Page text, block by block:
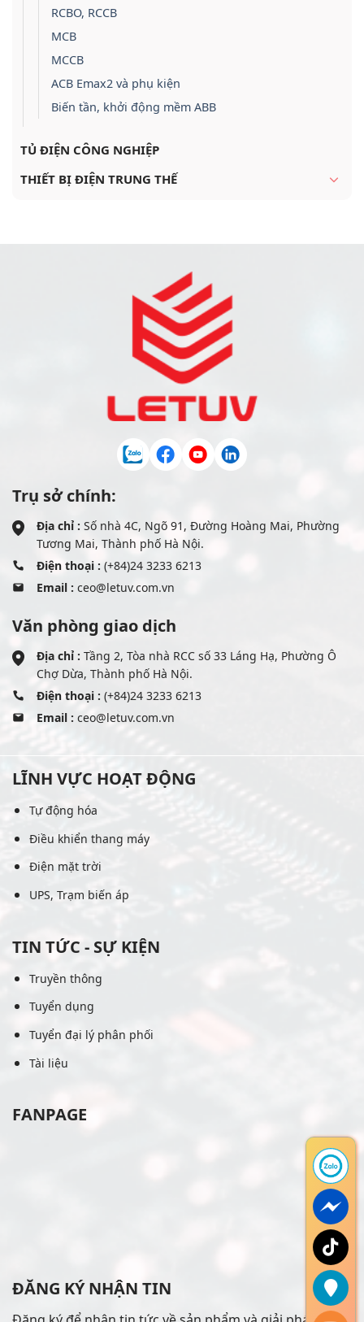
RCBO, RCCB
MCB
MCCB
ACB Emax2 và phụ kiện
Biến tần, khởi động mềm ABB
TỦ ĐIỆN CÔNG NGHIỆP
THIẾT BỊ ĐIỆN TRUNG THẾ
Trụ sở chính:
Địa chỉ : Số nhà 4C, Ngõ 91, Đường Hoàng Mai, Phường
Tương Mai, Thành phố Hà Nội.
Điện thoại : (+84)24 3233 6213
Email : ceo@letuv.com.vn
Văn phòng giao dịch
Địa chỉ : Tầng 2, Tòa nhà RCC số 33 Láng Hạ, Phường Ô
Chợ Dừa, Thành phố Hà Nội.
Điện thoại : (+84)24 3233 6213
Email : ceo@letuv.com.vn
LĨNH VỰC HOẠT ĐỘNG
Tự động hóa
Điều khiển thang máy
Điện mặt trời
UPS, Trạm biến áp
TIN TỨC - SỰ KIỆN
Truyền thông
Tuyển dụng
Tuyển đại lý phân phối
Tài liệu
FANPAGE
ĐĂNG KÝ NHẬN TIN